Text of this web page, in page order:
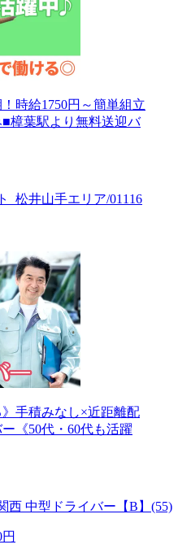
時給1750円～簡単組立
樟葉駅より無料送迎バ
_松井山手エリア/01116
》手積みなし×近距離配
《50代・60代も活躍
西 中型ドライバー【B】(55)